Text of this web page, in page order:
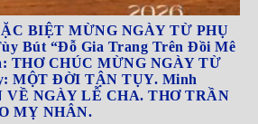
BIỆT MỪNG NGÀY TỪ PHỤ
Bút “Đỗ Gia Trang Trên Đồi Mê
THƠ CHÚC MỪNG NGÀY TỪ
MỘT ĐỜI TẬN TỤY. Minh
VỀ NGÀY LỄ CHA. THƠ TRẦN
MỴ NHÂN.